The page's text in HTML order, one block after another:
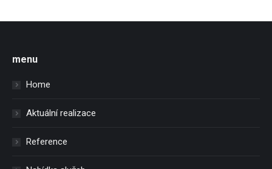
menu
Home
Aktuální realizace
Reference